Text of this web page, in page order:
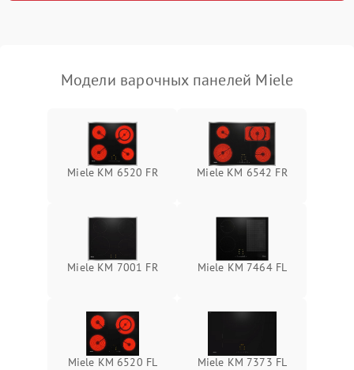
Модели варочных панелей Miele
Miele KM 6520 FR Miele KM 6542 FR
Miele KM 7001 FR Miele KM 7464 FL
Miele KM 6520 FL Miele KM 7373 FL